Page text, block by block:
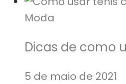
Moda
Dicas de como
5 de maio de 2021